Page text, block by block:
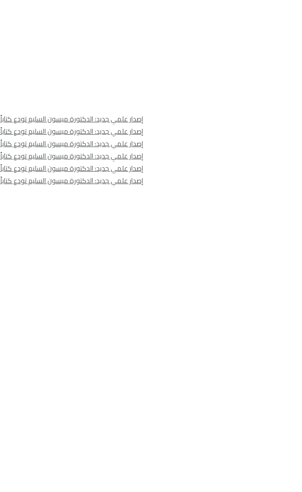
إصدار علمي جديد: الدكتورة ميسون السليم تودع
إصدار علمي جديد: الدكتورة ميسون السليم تودع
إصدار علمي جديد: الدكتورة ميسون السليم تودع
إصدار علمي جديد: الدكتورة ميسون السليم تودع
إصدار علمي جديد: الدكتورة ميسون السليم تودع
إصدار علمي جديد: الدكتورة ميسون السليم تودع